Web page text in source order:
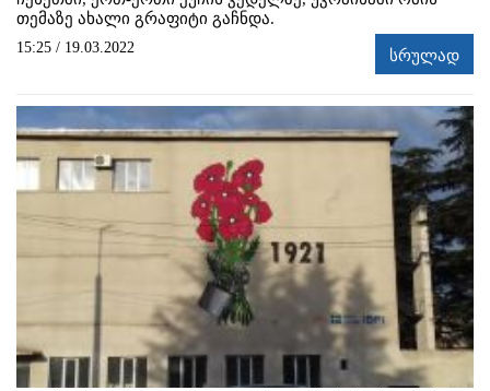
თემაზე ახალი გრაფიტი გაჩნდა.
15:25 / 19.03.2022 სრულად